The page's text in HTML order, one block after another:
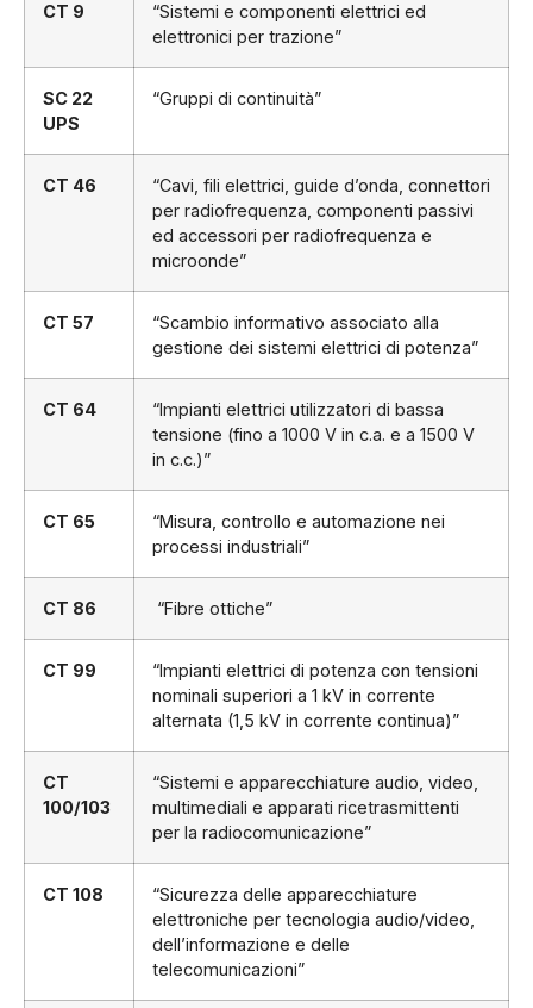
CT 9
“Sistemi e componenti elettrici ed
elettronici per trazione”
SC 22
UPS
“Gruppi di continuità”
CT 46
“Cavi, fili elettrici, guide d’onda, connettori
per radiofrequenza, componenti passivi
ed accessori per radiofrequenza e
microonde”
CT 57
“Scambio informativo associato alla
gestione dei sistemi elettrici di potenza”
CT 64
“Impianti elettrici utilizzatori di bassa
tensione (fino a 1000 V in c.a. e a 1500 V
in c.c.)”
CT 65
“Misura, controllo e automazione nei
processi industriali”
CT 86 “Fibre ottiche”
CT 99
“Impianti elettrici di potenza con tensioni
nominali superiori a 1 kV in corrente
alternata (1,5 kV in corrente continua)”
CT
100/103
“Sistemi e apparecchiature audio, video,
multimediali e apparati ricetrasmittenti
per la radiocomunicazione”
CT 108
“Sicurezza delle apparecchiature
elettroniche per tecnologia audio/video,
dell’informazione e delle
telecomunicazioni”